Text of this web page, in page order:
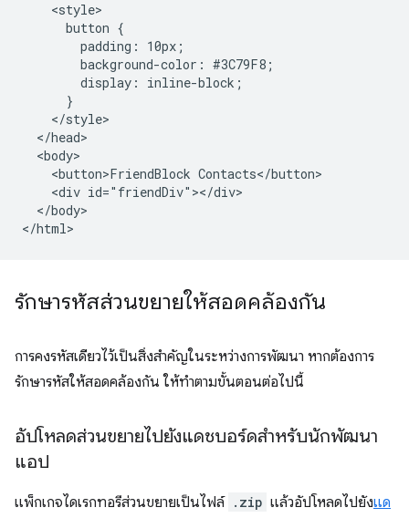
    <style>
      button {
        padding: 10px;
        background-color: #3C79F8;
        display: inline-block;
      }
    </style>
  </head>
  <body>
    <button>FriendBlock Contacts</button>
    <div id="friendDiv"></div>
  </body>
รักษารหัสส่วนขยายให้สอดคล้องกัน
การคงรหัสเดียวไว้เป็นสิ่งสำคัญในระหว่างการพัฒนา หากต้องการ
รักษารหัสให้สอดคล้องกัน ให้ทำตามขั้นตอนต่อไปนี้
อัปโหลดส่วนขยายไปยังแดชบอร์ดสำหรับนักพัฒนา
แอป
แพ็กเกจไดเรกทอรีส่วนขยายเป็นไฟล์ .zip แล้วอัปโหลดไปยังแด